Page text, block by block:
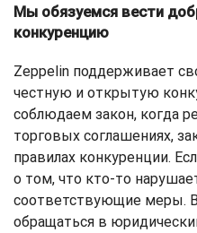
Мы обязуемся вести
конкуренцию
Zeppelin поддерживает
честную и открытую
соблюдаем закон, когда
торговых соглашениях,
правилах конкуренции.
о том, что кто-то
соответствующие меры.
обращаться в